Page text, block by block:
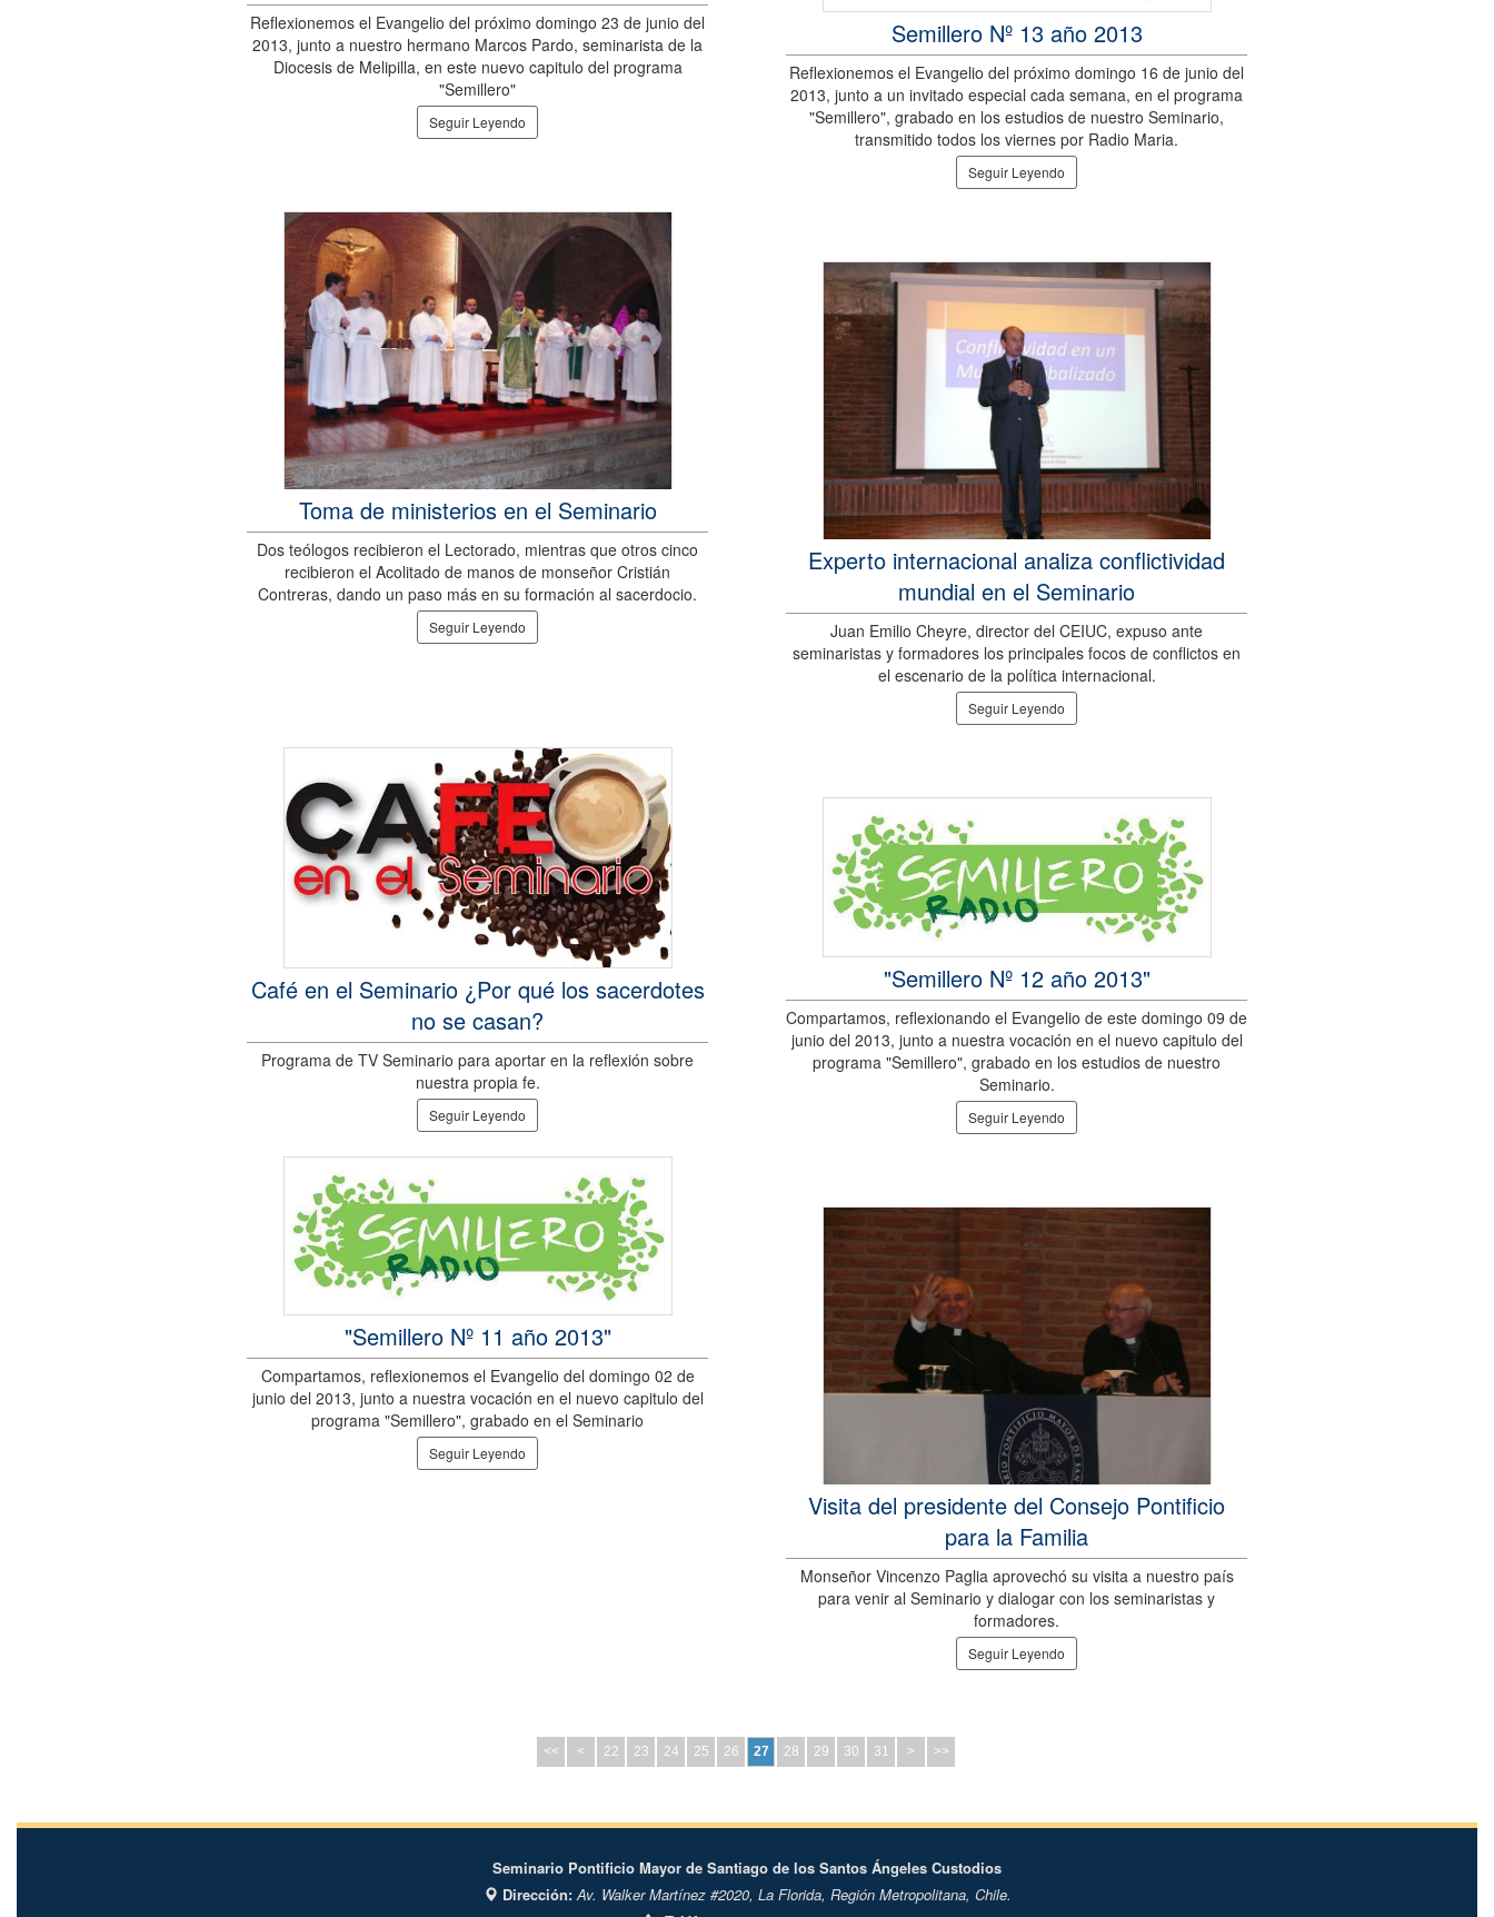
Reflexionemos el Evangelio del próximo domingo 23 de junio del
2013, junto a nuestro hermano Marcos Pardo, seminarista de la
Diocesis de Melipilla, en este nuevo capitulo del programa
"Semillero"
Seguir Leyendo
Semillero Nº 13 año 2013
Reflexionemos el Evangelio del próximo domingo 16 de junio del
2013, junto a un invitado especial cada semana, en el programa
"Semillero", grabado en los estudios de nuestro Seminario,
transmitido todos los viernes por Radio Maria.
Seguir Leyendo
Toma de ministerios en el Seminario
Dos teólogos recibieron el Lectorado, mientras que otros cinco
recibieron el Acolitado de manos de monseñor Cristián
Contreras, dando un paso más en su formación al sacerdocio.
Seguir Leyendo
Experto internacional analiza conflictividad
mundial en el Seminario
Juan Emilio Cheyre, director del CEIUC, expuso ante
seminaristas y formadores los principales focos de conflictos en
el escenario de la política internacional.
Seguir Leyendo
Café en el Seminario ¿Por qué los sacerdotes
no se casan?
Programa de TV Seminario para aportar en la reflexión sobre
nuestra propia fe.
Seguir Leyendo
"Semillero Nº 12 año 2013"
Compartamos, reflexionando el Evangelio de este domingo 09 de
junio del 2013, junto a nuestra vocación en el nuevo capitulo del
programa "Semillero", grabado en los estudios de nuestro
Seminario.
Seguir Leyendo
"Semillero Nº 11 año 2013"
Compartamos, reflexionemos el Evangelio del domingo 02 de
junio del 2013, junto a nuestra vocación en el nuevo capitulo del
programa "Semillero", grabado en el Seminario
Seguir Leyendo
Visita del presidente del Consejo Pontificio
para la Familia
Monseñor Vincenzo Paglia aprovechó su visita a nuestro país
para venir al Seminario y dialogar con los seminaristas y
formadores.
Seguir Leyendo
<< < 22 23 24 25 26 27 28 29 30 31 > >>
Seminario Pontificio Mayor de Santiago de los Santos Ángeles Custodios
Dirección:Av. Walker Martínez #2020, La Florida, Región Metropolitana, Chile.